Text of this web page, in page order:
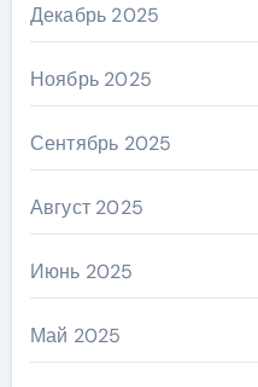
Декабрь 2025
Ноябрь 2025
Сентябрь 2025
Август 2025
Июнь 2025
Май 2025